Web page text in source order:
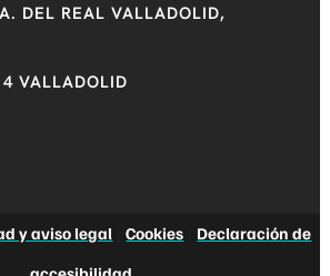
DEL REAL VALLADOLID,
VALLADOLID
y aviso legal |Cookies
Declaración de